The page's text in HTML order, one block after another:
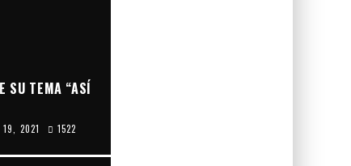
SU TEMA “ASÍ
2021 1522